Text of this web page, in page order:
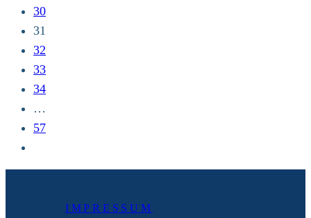
30
31
32
33
34
…
57
nächsten
IMPRESSUM